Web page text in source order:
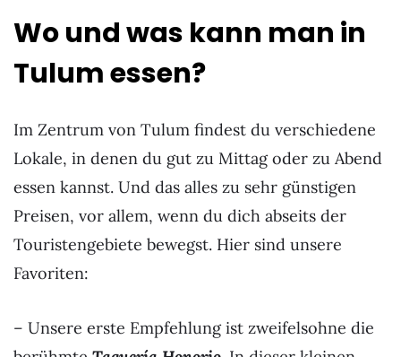
Wo und was kann man in
Tulum essen?
Im Zentrum von Tulum findest du verschiedene
Lokale, in denen du gut zu Mittag oder zu Abend
essen kannst. Und das alles zu sehr günstigen
Preisen, vor allem, wenn du dich abseits der
Touristengebiete bewegst. Hier sind unsere
Favoriten:
– Unsere erste Empfehlung ist zweifelsohne die